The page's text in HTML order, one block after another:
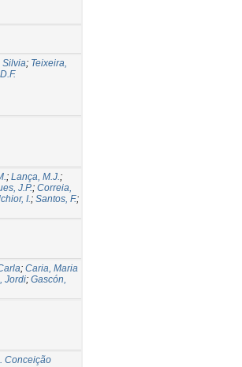
Silvia; Teixeira,
; Lança, M.J.;
J.P.; Correia,
I.; Santos, F.;
; Caria, Maria
Jordi; Gascón,
Conceição